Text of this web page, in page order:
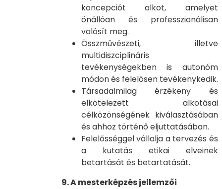
koncepciót alkot, amelyet
önállóan és professzionálisan
valósít meg.
Összművészeti, illetve
multidiszciplináris
tevékenységekben is autonóm
módon és felelősen tevékenykedik.
Társadalmilag érzékeny és
elkötelezett alkotásai
célközönségének kiválasztásában
és ahhoz történő eljuttatásában.
Felelősséggel vállalja a tervezés és
a kutatás etikai elveinek
betartását és betartatását.
9. A mesterképzés jellemzői